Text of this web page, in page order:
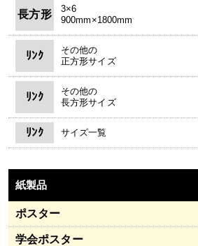
長方形
3×6
900mm×1800mm
ﾘﾝｸ
その他の
正方形サイズ
ﾘﾝｸ
その他の
長方形サイズ
ﾘﾝｸ サイズ一覧
紙製品
ポスター
学会ポスター